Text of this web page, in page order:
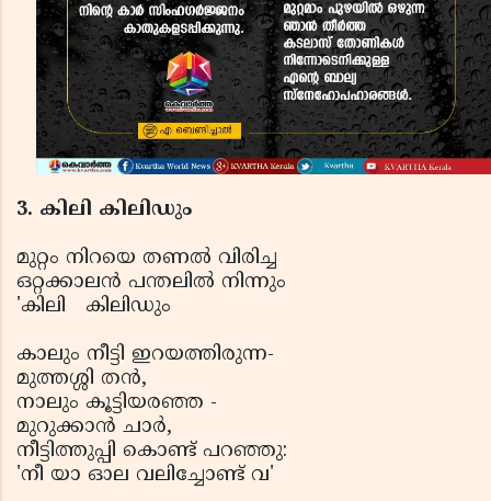
3. കിലി കിലിഡും
മുറ്റം നിറയെ തണല്‍ വിരിച്ച
ഒറ്റക്കാലന്‍ പന്തലില്‍ നിന്നും
'കിലി
കിലിഡും
കാലും നീട്ടി ഇറയത്തിരുന്ന-
മുത്തശ്ശി തന്‍,
നാലും കൂട്ടിയരഞ്ഞ -
മുറുക്കാന്‍ ചാര്‍,
നീട്ടിത്തുപ്പി കൊണ്ട് പറഞ്ഞു:
'നീ യാ ഓല വലിച്ചോണ്ട് വ'